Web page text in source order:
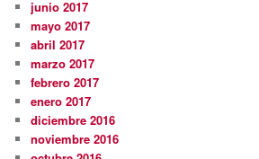
junio 2017
mayo 2017
abril 2017
marzo 2017
febrero 2017
enero 2017
diciembre 2016
noviembre 2016